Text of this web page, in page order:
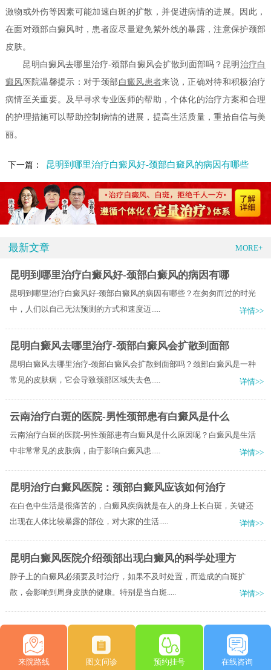
激物或外伤等因素可能加速白斑的扩散，并促进病情的进展。因此，
在面对颈部白癜风时，患者应尽量避免紫外线的暴露，注意保护颈部
皮肤。
昆明白癜风去哪里治疗-颈部白癜风会扩散到面部吗？昆明 治疗白
癜风 医院温馨提示：对于颈部 白癜风患者来说，正确对待和积极治疗
病情至关重要。及早寻求专业医师的帮助，个体化的治疗方案和合理
的护理措施可以帮助控制病情的进展，提高生活质量，重拾自信与美
丽。
下一篇： 昆明到哪里治疗白癜风好-颈部白癜风的病因有哪些
最新文章 MORE+
昆明到哪里治疗白癜风好-颈部白癜风的病因有哪
昆明到哪里治疗白癜风好-颈部白癜风的病因有哪些？在匆匆而过的时光
中，人们以自己无法预测的方式和速度迈.....
详情>>
昆明白癜风去哪里治疗-颈部白癜风会扩散到面部
昆明白癜风去哪里治疗-颈部白癜风会扩散到面部吗？颈部白癜风是一种
常见的皮肤病，它会导致颈部区域失去色.....
详情>>
云南治疗白斑的医院-男性颈部患有白癜风是什么
云南治疗白斑的医院-男性颈部患有白癜风是什么原因呢？白癜风是生活
中非常常见的皮肤病，由于影响白癜风患.....
详情>>
昆明治疗白癜风医院：颈部白癜风应该如何治疗
在白色中生活是很痛苦的，白癜风疾病就是在人的身上长白斑，关键还
出现在人体比较暴露的部位，对大家的生活.....
详情>>
昆明白癜风医院介绍颈部出现白癜风的科学处理方
脖子上的白癜风必须要及时治疗，如果不及时处置，而造成的白斑扩
散，会影响到周身皮肤的健康。特别是当白斑.....
详情>>
来院路线 图文问诊 预约挂号 在线咨询